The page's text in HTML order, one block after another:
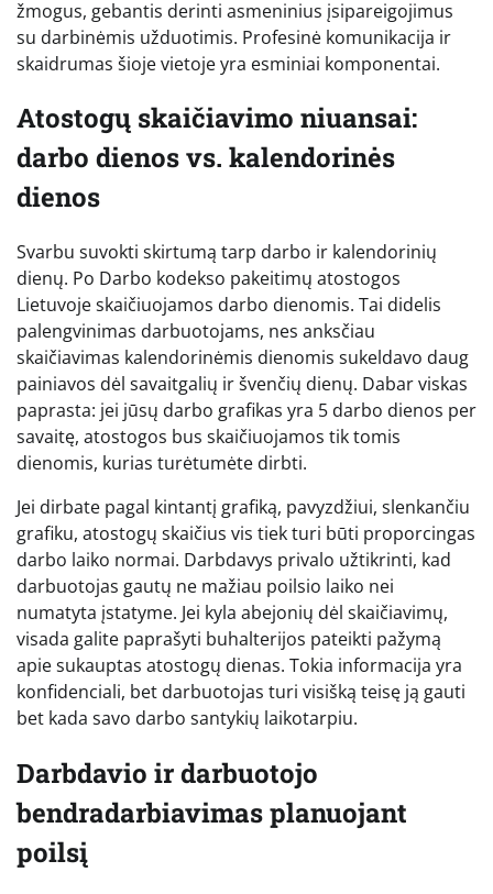
žmogus, gebantis derinti asmeninius įsipareigojimus
su darbinėmis užduotimis. Profesinė komunikacija ir
skaidrumas šioje vietoje yra esminiai komponentai.
Atostogų skaičiavimo niuansai:
darbo dienos vs. kalendorinės
dienos
Svarbu suvokti skirtumą tarp darbo ir kalendorinių
dienų. Po Darbo kodekso pakeitimų atostogos
Lietuvoje skaičiuojamos darbo dienomis. Tai didelis
palengvinimas darbuotojams, nes anksčiau
skaičiavimas kalendorinėmis dienomis sukeldavo daug
painiavos dėl savaitgalių ir švenčių dienų. Dabar viskas
paprasta: jei jūsų darbo grafikas yra 5 darbo dienos per
savaitę, atostogos bus skaičiuojamos tik tomis
dienomis, kurias turėtumėte dirbti.
Jei dirbate pagal kintantį grafiką, pavyzdžiui, slenkančiu
grafiku, atostogų skaičius vis tiek turi būti proporcingas
darbo laiko normai. Darbdavys privalo užtikrinti, kad
darbuotojas gautų ne mažiau poilsio laiko nei
numatyta įstatyme. Jei kyla abejonių dėl skaičiavimų,
visada galite paprašyti buhalterijos pateikti pažymą
apie sukauptas atostogų dienas. Tokia informacija yra
konfidenciali, bet darbuotojas turi visišką teisę ją gauti
bet kada savo darbo santykių laikotarpiu.
Darbdavio ir darbuotojo
bendradarbiavimas planuojant
poilsį